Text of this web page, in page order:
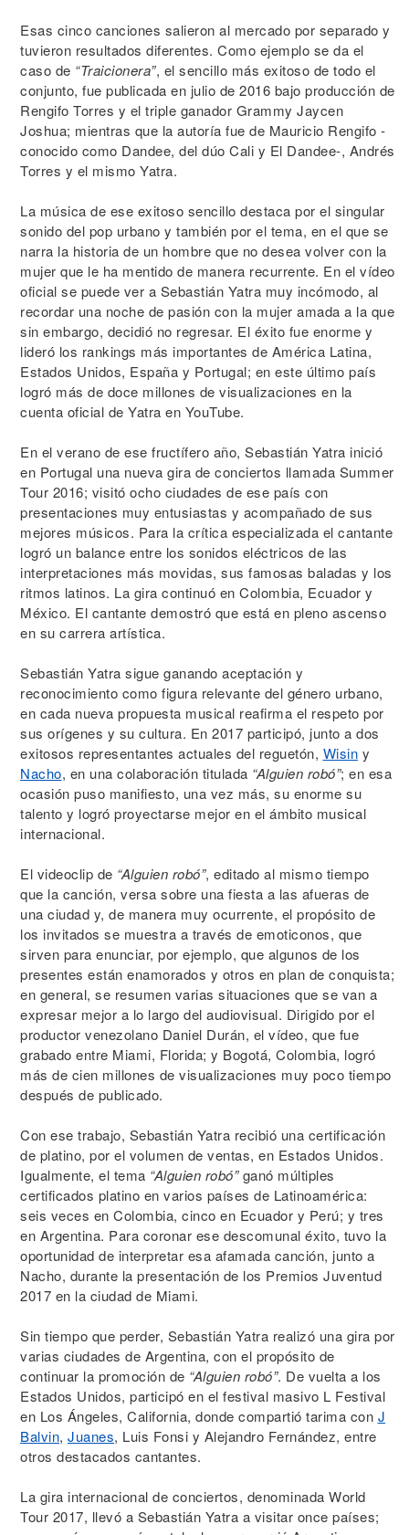
Esas cinco canciones salieron al mercado por separado y
tuvieron resultados diferentes. Como ejemplo se da el
caso de “Traicionera”, el sencillo más exitoso de todo el
conjunto, fue publicada en julio de 2016 bajo producción de
Rengifo Torres y el triple ganador Grammy Jaycen
Joshua; mientras que la autoría fue de Mauricio Rengifo -
conocido como Dandee, del dúo Cali y El Dandee-, Andrés
Torres y el mismo Yatra.
La música de ese exitoso sencillo destaca por el singular
sonido del pop urbano y también por el tema, en el que se
narra la historia de un hombre que no desea volver con la
mujer que le ha mentido de manera recurrente. En el vídeo
oficial se puede ver a Sebastián Yatra muy incómodo, al
recordar una noche de pasión con la mujer amada a la que
sin embargo, decidió no regresar. El éxito fue enorme y
lideró los rankings más importantes de América Latina,
Estados Unidos, España y Portugal; en este último país
logró más de doce millones de visualizaciones en la
cuenta oficial de Yatra en YouTube.
En el verano de ese fructífero año, Sebastián Yatra inició
en Portugal una nueva gira de conciertos llamada Summer
Tour 2016; visitó ocho ciudades de ese país con
presentaciones muy entusiastas y acompañado de sus
mejores músicos. Para la crítica especializada el cantante
logró un balance entre los sonidos eléctricos de las
interpretaciones más movidas, sus famosas baladas y los
ritmos latinos. La gira continuó en Colombia, Ecuador y
México. El cantante demostró que está en pleno ascenso
en su carrera artística.
Sebastián Yatra sigue ganando aceptación y
reconocimiento como figura relevante del género urbano,
en cada nueva propuesta musical reafirma el respeto por
sus orígenes y su cultura. En 2017 participó, junto a dos
exitosos representantes actuales del reguetón, Wisin y
Nacho, en una colaboración titulada “Alguien robó”; en esa
ocasión puso manifiesto, una vez más, su enorme su
talento y logró proyectarse mejor en el ámbito musical
internacional.
El videoclip de “Alguien robó”, editado al mismo tiempo
que la canción, versa sobre una fiesta a las afueras de
una ciudad y, de manera muy ocurrente, el propósito de
los invitados se muestra a través de emoticonos, que
sirven para enunciar, por ejemplo, que algunos de los
presentes están enamorados y otros en plan de conquista;
en general, se resumen varias situaciones que se van a
expresar mejor a lo largo del audiovisual. Dirigido por el
productor venezolano Daniel Durán, el vídeo, que fue
grabado entre Miami, Florida; y Bogotá, Colombia, logró
más de cien millones de visualizaciones muy poco tiempo
después de publicado.
Con ese trabajo, Sebastián Yatra recibió una certificación
de platino, por el volumen de ventas, en Estados Unidos.
Igualmente, el tema “Alguien robó”ganó múltiples
certificados platino en varios países de Latinoamérica:
seis veces en Colombia, cinco en Ecuador y Perú; y tres
en Argentina. Para coronar ese descomunal éxito, tuvo la
oportunidad de interpretar esa afamada canción, junto a
Nacho, durante la presentación de los Premios Juventud
2017 en la ciudad de Miami.
Sin tiempo que perder, Sebastián Yatra realizó una gira por
varias ciudades de Argentina, con el propósito de
continuar la promoción de “Alguien robó”. De vuelta a los
Estados Unidos, participó en el festival masivo L Festival
en Los Ángeles, California, donde compartió tarima con J
Balvin, Juanes, Luis Fonsi y Alejandro Fernández, entre
otros destacados cantantes.
La gira internacional de conciertos, denominada World
Tour 2017, llevó a Sebastián Yatra a visitar once países;